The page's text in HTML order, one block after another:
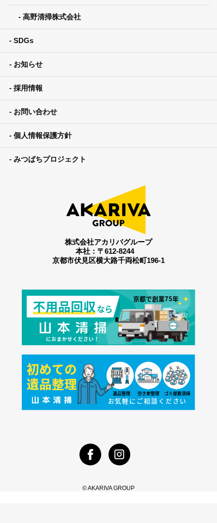
高野清掃株式会社
SDGs
お知らせ
採用情報
お問い合わせ
個人情報保護方針
みつばちプロジェクト
株式会社アカリバグループ
本社：〒612-8244
京都市伏見区横大路千両松町196-1
© AKARIVA GROUP